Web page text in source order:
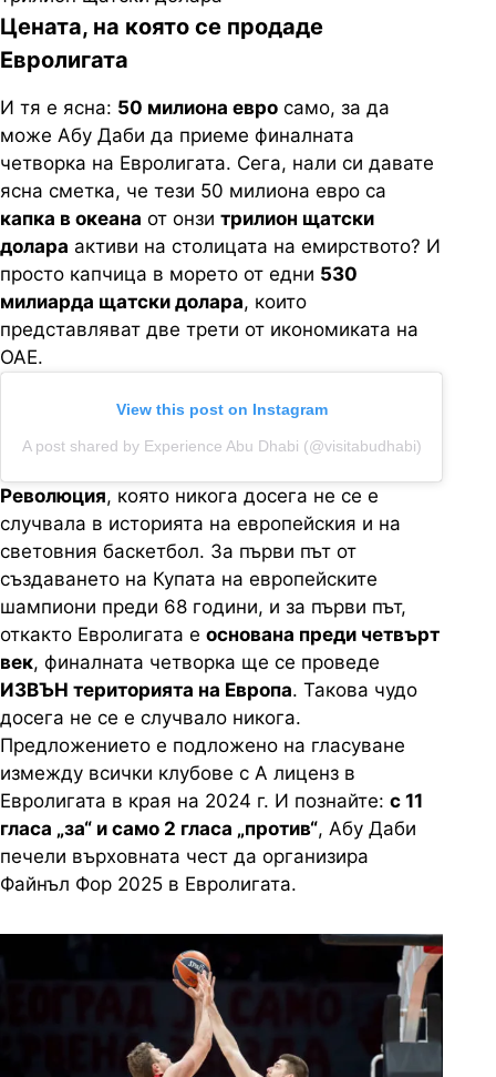
Цената, на която се продаде
Евролигата
И тя е ясна: 50 милиона евро само, за да
може Абу Даби да приеме финалната
четворка на Евролигата. Сега, нали си давате
ясна сметка, че тези 50 милиона евро са
капка в океана от онзи трилион щатски
долара активи на столицата на емирството? И
просто капчица в морето от едни 530
милиарда щатски долара, които
представляват две трети от икономиката на
ОАЕ.
View this post on Instagram
A post shared by Experience Abu Dhabi (@visitabudhabi)
Революция, която никога досега не се е
случвала в историята на европейския и на
световния баскетбол. За първи път от
създаването на Купата на европейските
шампиони преди 68 години, и за първи път,
откакто Евролигата е основана преди четвърт
век, финалната четворка ще се проведе
ИЗВЪН територията на Европа. Такова чудо
досега не се е случвало никога.
Предложението е подложено на гласуване
измежду всички клубове с А лиценз в
Евролигата в края на 2024 г. И познайте: с 11
гласа „за“ и само 2 гласа „против“, Абу Даби
печели върховната чест да организира
Файнъл Фор 2025 в Евролигата.